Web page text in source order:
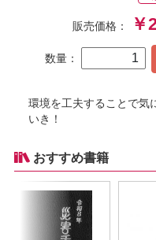
販売価格： ￥
数量：
環境を工夫することで気
いき！
おすすめ書籍